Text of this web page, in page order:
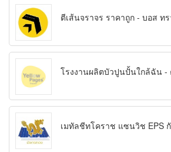
ตีเส้นจราจร ราคาถูก - บอส ท
โรงงานผลิตบัวปูนปั้นใกล้ฉัน -
เมทัลชีทโคราช แซนวิช EPS